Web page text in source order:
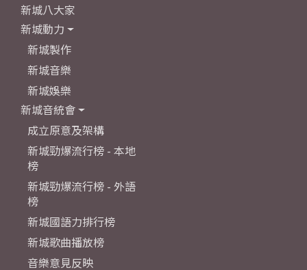
新城八大家
新城動力
新城製作
新城音樂
新城娛樂
新城音統會
成立原意及架構
新城勁爆流行榜 - 本地
榜
新城勁爆流行榜 - 外語
榜
新城國語力排行榜
新城歌曲播放榜
音樂意見反映